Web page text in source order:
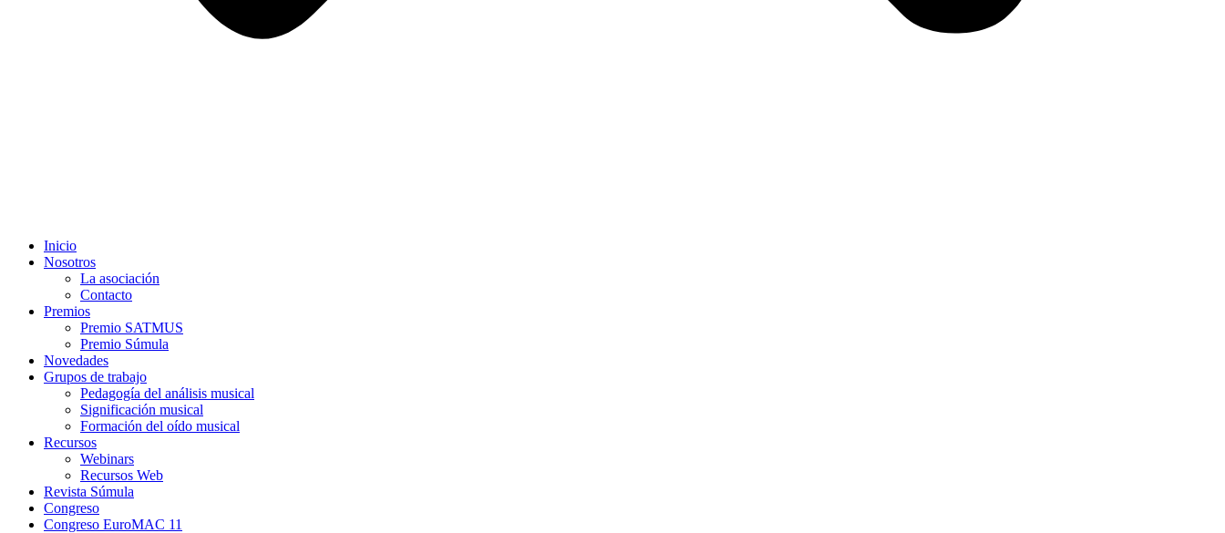
Inicio
Nosotros
La asociación
Contacto
Premios
Premio SATMUS
Premio Súmula
Novedades
Grupos de trabajo
Pedagogía del análisis musical
Significación musical
Formación del oído musical
Recursos
Webinars
Recursos Web
Revista Súmula
Congreso
Congreso EuroMAC 11